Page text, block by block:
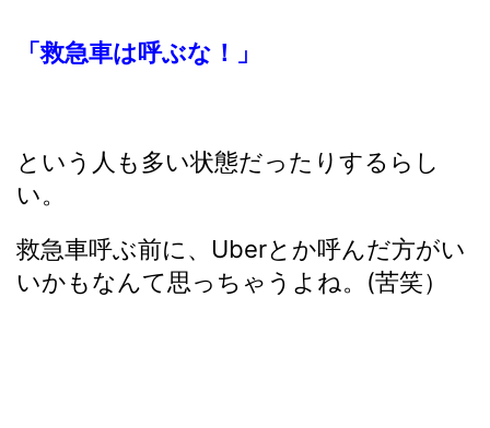
「救急車は呼ぶな！」
という人も多い状態だったりするらし
い。
救急車呼ぶ前に、Uberとか呼んだ方がい
いかもなんて思っちゃうよね。(苦笑）